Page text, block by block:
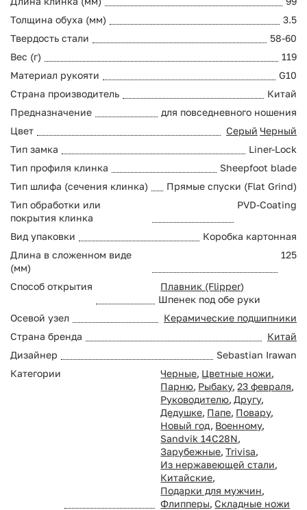
Толщина обуха (мм)
3.5
Твердость стали
58-60
Вес (г)
119
Материал рукояти
G10
Страна производитель
Китай
Предназначение
для повседневного ношения
Цвет
Серый Черный
Тип замка
Liner-Lock
Тип профиля клинка
Sheepfoot blade
Тип шлифа (сечения клинка)
Прямые спуски (Flat Grind)
Тип обработки или
покрытия клинка
PVD-Coating
Вид упаковки
Коробка картонная
Длина в сложенном виде
(мм)
125
Способ открытия
Плавник (Flipper)
Шпенек под обе руки
Осевой узел
Керамические подшипники
Страна бренда
Китай
Дизайнер
Sebastian Irawan
Категории
Черные, Цветные ножи,
Парню, Рыбаку, 23 февраля,
Руководителю, Другу,
Дедушке, Папе, Повару,
Новый год, Военному,
Sandvik 14C28N,
Зарубежные, Trivisa,
Из нержавеющей стали,
Китайские,
Подарки для мужчин,
Флипперы, Складные ножи